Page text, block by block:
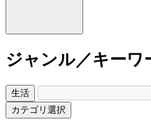
ジャンル／キーワ
生活
カテゴリ選択